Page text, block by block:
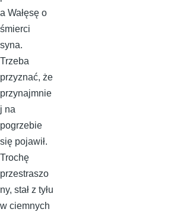
a Wałęsę o
śmierci
syna.
Trzeba
przyznać, że
przynajmnie
j na
pogrzebie
się pojawił.
Trochę
przestraszo
ny, stał z tyłu
w ciemnych